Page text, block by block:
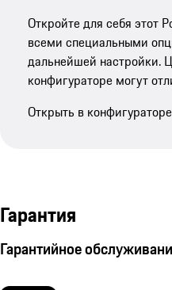
Откройте для себя этот
всеми специальными
дальнейшей настройки.
конфигураторе могут
Открыть в
Гарантия
Гарантийное